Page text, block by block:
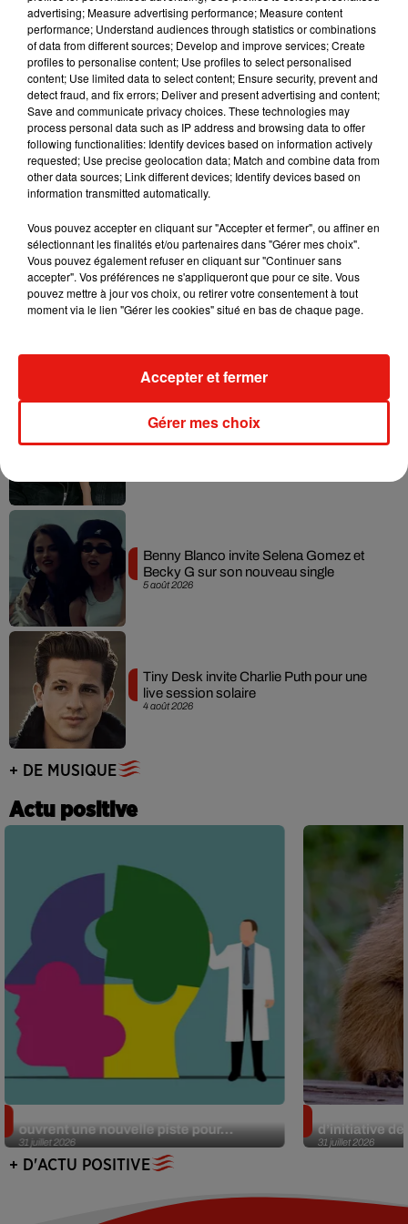
Musique
7 août 2026
Julien Lieb s’essaye à la vie de chatelain
dans son nouveau clip
Madonna sort enfin le remix de « Love
Tayc et Didi B dévoilent le single le plus
collaboration tant attendue
5 août 2026
Benny Blanco invite Selena Gomez et
Becky G sur son nouveau single
4 août 2026
Tiny Desk invite Charlie Puth pour une
live session solaire
+ DE MUSIQUE
Actu positive
31 juillet 2026
ouvrent une nouvelle piste pour...
31 juillet 2026
d’initiative
+ D'ACTU POSITIVE
advertising; Measure advertising performance; Measure content
performance; Understand audiences through statistics or combinations
of data from different sources; Develop and improve services; Create
profiles to personalise content; Use profiles to select personalised
content; Use limited data to select content; Ensure security, prevent and
detect fraud, and fix errors; Deliver and present advertising and content;
Save and communicate privacy choices. These technologies may
process personal data such as IP address and browsing data to offer
following functionalities: Identify devices based on information actively
requested; Use precise geolocation data; Match and combine data from
other data sources; Link different devices; Identify devices based on
information transmitted automatically.
Vous pouvez accepter en cliquant sur "Accepter et fermer", ou affiner en
sélectionnant les finalités et/ou partenaires dans "Gérer mes choix".
Vous pouvez également refuser en cliquant sur "Continuer sans
accepter". Vos préférences ne s'appliqueront que pour ce site. Vous
pouvez mettre à jour vos choix, ou retirer votre consentement à tout
moment via le lien "Gérer les cookies" situé en bas de chaque page.
Gérer mes choix
Accepter et fermer